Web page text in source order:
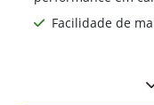
Facilidade de